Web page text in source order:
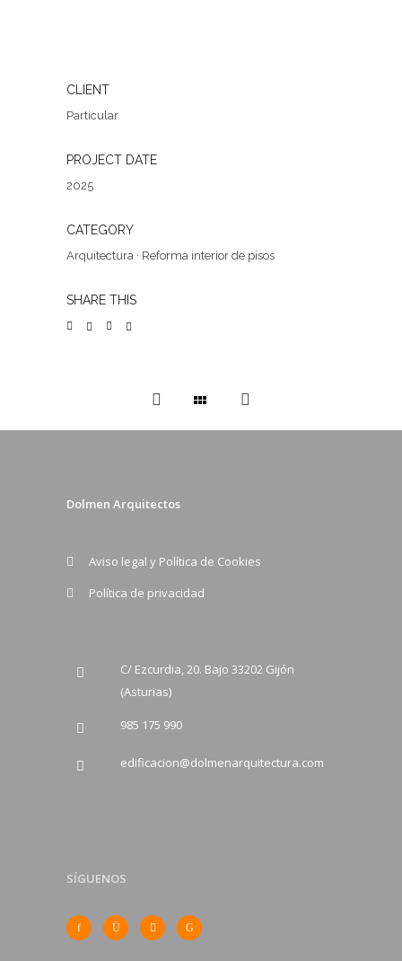
CLIENT
Particular
PROJECT DATE
2025
CATEGORY
Arquitectura · Reforma interior de pisos
SHARE THIS
Dolmen Arquitectos
Aviso legal y Política de Cookies
Política de privacidad
C/ Ezcurdia, 20. Bajo 33202 Gijón
(Asturias)
985 175 990
edificacion@dolmenarquitectura.com
SÍGUENOS